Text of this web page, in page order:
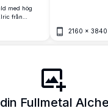
med hög
från
med
2160 × 3840
Öppna
Fullmetal